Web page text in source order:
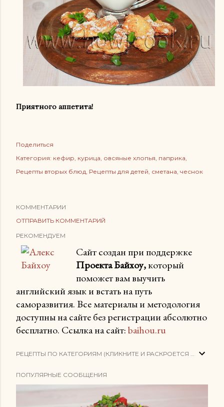
Приятного аппетита!
Поделиться
Категория: кефир курица овсяные хлопья паприка
Рецепты вторых блюд Рецепты для детей сметана чеснок
КОММЕНТАРИИ
ОТПРАВИТЬ КОММЕНТАРИЙ
РЕКОМЕНДУЕМ
Сайт создан при поддержке
Проекта Байхоу,который
поможет вам выучить
английский язык и встать на путь
саморазвития. Все материалы и методология
доступны на сайте без регистрации абсолютно
бесплатно. Ссылка на сайт:baihou.ru
ПОПУЛЯРНЫЕ СООБЩЕНИЯ